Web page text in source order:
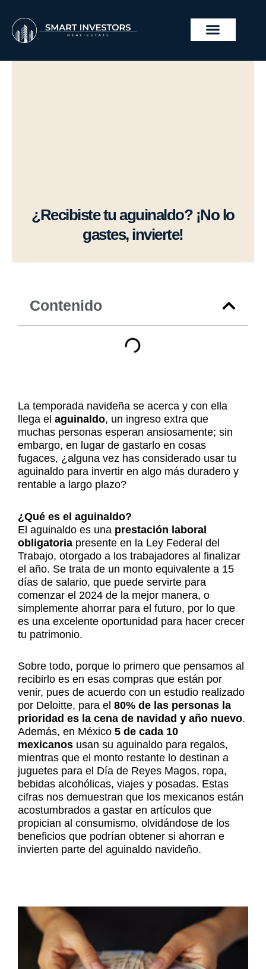
contenido
¿Recibiste tu aguinaldo? ¡No lo
gastes, invierte!
Contenido
La temporada navideña se acerca y con ella
llega el aguinaldo, un ingreso extra que
muchas personas esperan ansiosamente; sin
embargo, en lugar de gastarlo en cosas
fugaces, ¿alguna vez has considerado usar tu
aguinaldo para invertir en algo más duradero y
rentable a largo plazo?
¿Qué es el aguinaldo?
El aguinaldo es una prestación laboral
obligatoria presente en la Ley Federal del
Trabajo, otorgado a los trabajadores al finalizar
el año. Se trata de un monto equivalente a 15
días de salario, que puede servirte para
comenzar el 2024 de la mejor manera, o
simplemente ahorrar para el futuro, por lo que
es una excelente oportunidad para hacer crecer
tu patrimonio.
Sobre todo, porque lo primero que pensamos al
recibirlo es en esas compras que están por
venir, pues de acuerdo con un estudio realizado
por Deloitte, para el 80% de las personas la
prioridad es la cena de navidad y año nuevo.
Además, en México 5 de cada 10
mexicanos usan su aguinaldo para regalos,
mientras que el monto restante lo destinan a
juguetes para el Día de Reyes Magos, ropa,
bebidas alcohólicas, viajes y posadas. Estas
cifras nos demuestran que los mexicanos están
acostumbrados a gastar en artículos que
propician al consumismo, olvidándose de los
beneficios que podrían obtener si ahorran e
invierten parte del aguinaldo navideño.